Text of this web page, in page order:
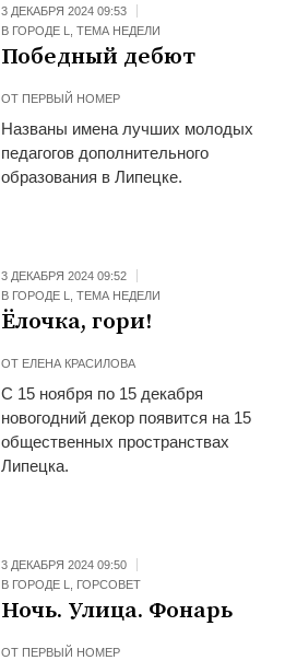
3 ДЕКАБРЯ 2024 09:53
В ГОРОДЕ L,ТЕМА НЕДЕЛИ
Победный дебют
ОТ ПЕРВЫЙ НОМЕР
Названы имена лучших молодых
педагогов дополнительного
образования в Липецке.
3 ДЕКАБРЯ 2024 09:52
В ГОРОДЕ L,ТЕМА НЕДЕЛИ
Ёлочка, гори!
ОТ ЕЛЕНА КРАСИЛОВА
С 15 ноября по 15 декабря
новогодний декор появится на 15
общественных пространствах
Липецка.
3 ДЕКАБРЯ 2024 09:50
В ГОРОДЕ L, ГОРСОВЕТ
Ночь. Улица. Фонарь
ОТ ПЕРВЫЙ НОМЕР